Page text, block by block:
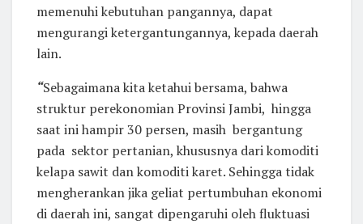
memenuhi kebutuhan pangannya, dapat
mengurangi ketergantungannya, kepada daerah
lain.
“Sebagaimana kita ketahui bersama, bahwa
struktur perekonomian Provinsi Jambi, hingga
saat ini hampir 30 persen, masih bergantung
pada sektor pertanian, khususnya dari komoditi
kelapa sawit dan komoditi karet. Sehingga tidak
mengherankan jika geliat pertumbuhan ekonomi
di daerah ini, sangat dipengaruhi oleh fluktuasi